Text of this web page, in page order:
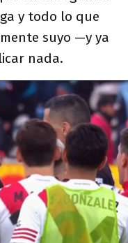
y todo lo que
suyo —y ya
nada.